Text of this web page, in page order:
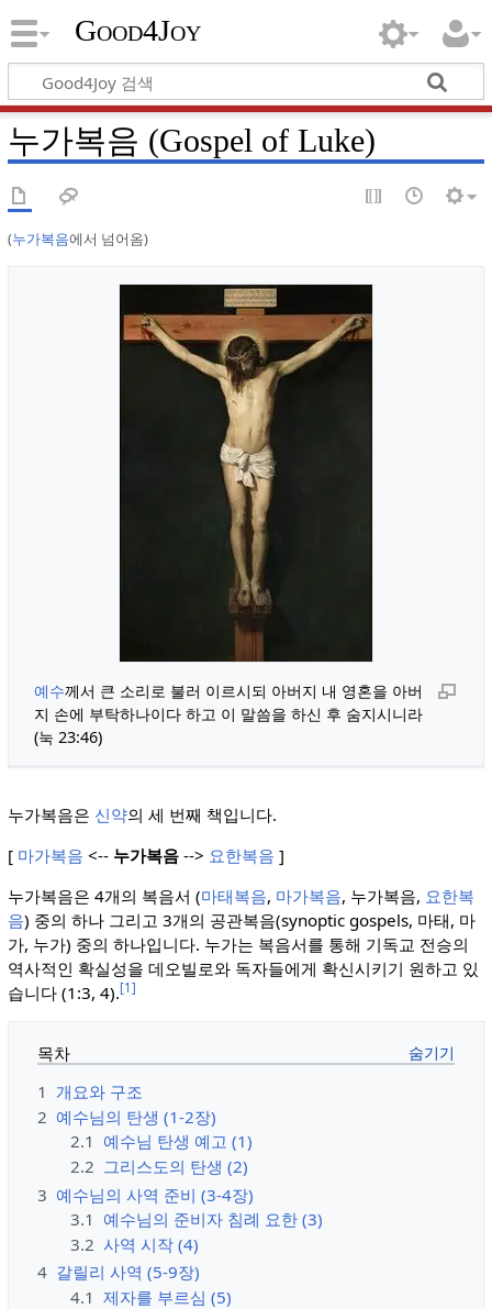
Good4Joy
누가복음 (Gospel of Luke)
(누가복음에서 넘어옴)
예수께서 큰 소리로 불러 이르시되 아버지 내 영혼을 아버
지 손에 부탁하나이다 하고 이 말씀을 하신 후 숨지시니라
(눅 23:46)
누가복음은 신약의 세 번째 책입니다.
[ 마가복음 <-- 누가복음--> 요한복음 ]
누가복음은 4개의 복음서 (마태복음, 마가복음, 누가복음, 요한복
음) 중의 하나 그리고 3개의 공관복음(synoptic gospels, 마태, 마
가, 누가) 중의 하나입니다. 누가는 복음서를 통해 기독교 전승의
역사적인 확실성을 데오빌로와 독자들에게 확신시키기 원하고 있
습니다 (1:3, 4).[1]
목차
1 개요와 구조
2 예수님의 탄생 (1-2장)
2.1 예수님 탄생 예고 (1)
2.2 그리스도의 탄생 (2)
3 예수님의 사역 준비 (3-4장)
3.1 예수님의 준비자 침례 요한 (3)
3.2 사역 시작 (4)
4 갈릴리 사역 (5-9장)
4.1 제자를 부르심 (5)